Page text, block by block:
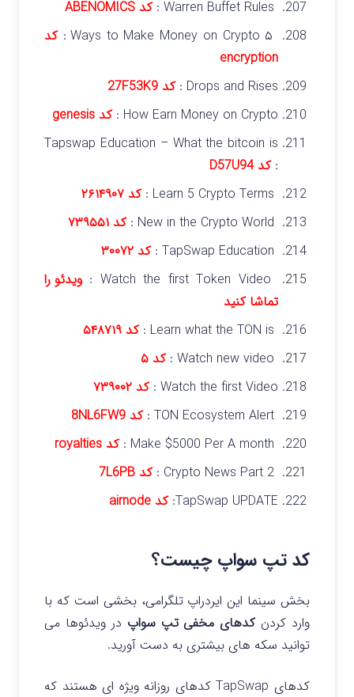
کد ABENOMICS
کد
encryption
Drops and Rises : کد 27F53K9
How Earn Money on Crypto : کد genesis
Tapswap Education – What the bitcoin is
:کد D57U94
کد ۲۶۱۴۹۰۷
کد ۷۳۹۵۵۱
کد ۳۰۰۷۲
ویدئو را
تماشا کنید
کد ۵۴۸۷۱۹
کد ۵
Watch the first Video : کد ۷۳۹۰۰۲
کد 8NL6FW9
کد royalties
کد 7L6PB
TapSwap UPDATE: کد airnode
کد تپ سواپ چیست؟
بخش سینما این ایردراپ تلگرامی، بخشی است که با
وارد کردنکدهای مخفی تپ سواپ در ویدئوها می
توانید سکه های بیشتری به دست آورید.
کدهای TapSwap کدهای روزانه ویژه ای هستند که